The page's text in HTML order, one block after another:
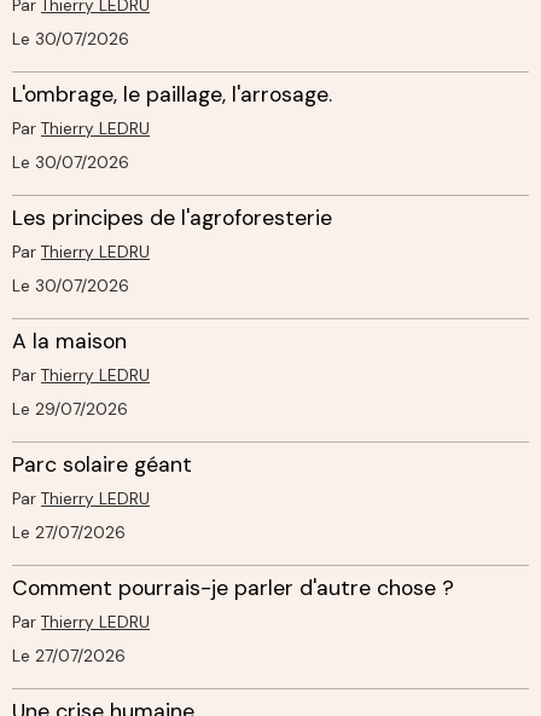
Par
Thierry LEDRU
Le 30/07/2026
L'ombrage, le paillage, l'arrosage.
Par Thierry LEDRU
Le 30/07/2026
Les principes de l'agroforesterie
Par Thierry LEDRU
Le 30/07/2026
A la maison
Par Thierry LEDRU
Le 29/07/2026
Parc solaire géant
Par Thierry LEDRU
Le 27/07/2026
Comment pourrais-je parler d'autre chose ?
Par Thierry LEDRU
Le 27/07/2026